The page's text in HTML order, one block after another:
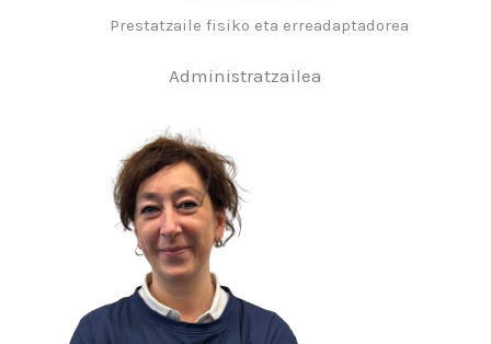
Prestatzaile fisiko eta erreadaptadorea
Administratzailea